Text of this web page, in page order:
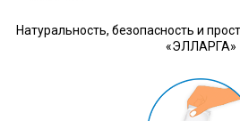
Натуральность, безопасность и
«ЭЛЛАРГА»